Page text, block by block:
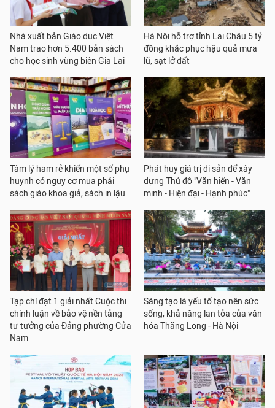
Nhà xuất bản Giáo dục Việt
Nam trao hơn 5.400 bản sách
cho học sinh vùng biên Gia Lai
Hà Nội hỗ trợ tỉnh Lai Châu 5 tỷ
đồng khắc phục hậu quả mưa
lũ, sạt lở đất
Tâm lý ham rẻ khiến một số phụ
huynh có nguy cơ mua phải
sách giáo khoa giả, sách in lậu
Phát huy giá trị di sản để xây
dựng Thủ đô "Văn hiến - Văn
minh - Hiện đại - Hạnh phúc"
Tạp chí đạt 1 giải nhất Cuộc thi
chính luận về bảo vệ nền tảng
tư tưởng của Đảng phường Cửa
Nam
Sáng tạo là yếu tố tạo nên sức
sống, khả năng lan tỏa của văn
hóa Thăng Long - Hà Nội